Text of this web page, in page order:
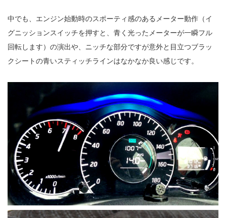
中でも、エンジン始動時のスポーティ感のあるメーター動作（イ
グニッションスイッチを押すと、青く光ったメーターが一瞬フル
回転します）の演出や、ニッチな部分ですが意外と目立つブラッ
クシートの青いスティッチラインはなかなか良い感じです。